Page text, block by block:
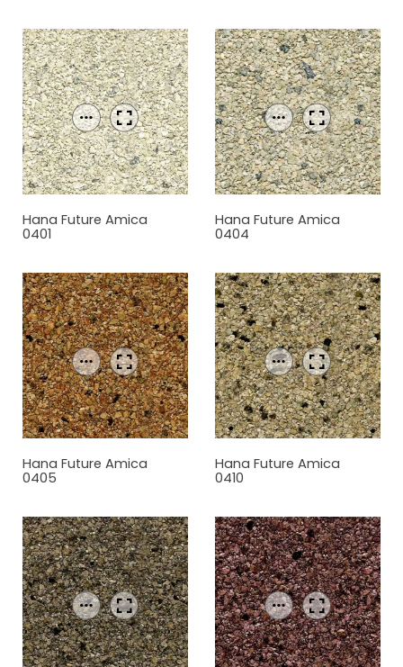
Hana Future Amica
0401
Hana Future Amica
0404
Hana Future Amica
0405
Hana Future Amica
0410